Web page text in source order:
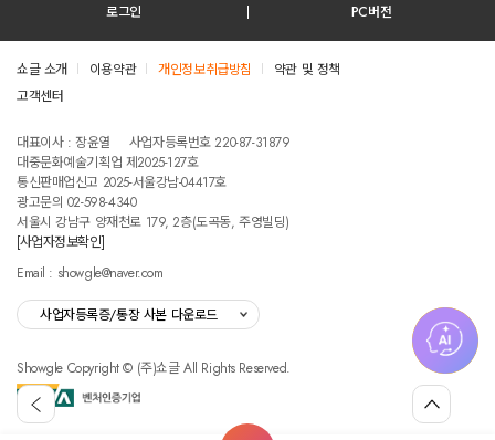
홈
뒤
가
섭
외
공
고
맨
위
로
로그인 PC버전
쇼글 소개 이용약관 개인정보취급방침
약관 및 정책
고객센터
대표이사 : 장윤열
사업자등록번호 220-87-31879
대중문화예술기획업 제2025-127호
통신판매업신고 2025-서울강남-04417호
광고문의 02-598-4340
서울시 강남구 양재천로 179, 2층(도곡동, 주영빌딩)
[사업자정보확인]
Email : showgle@naver.com
사업자등록증/통장 사본 다운로드
Showgle Copyright © (주)쇼글 All Rights Reserved.